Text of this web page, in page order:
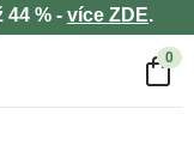
44 % - více ZDE.
0